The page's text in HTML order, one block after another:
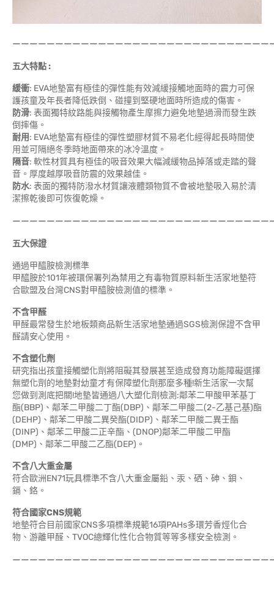
五大特點 :
緩衝: EVA地墊富有極佳的彈性能有效減緩接觸地面時的震力可保
護孩童及年長者降低跌倒、碰撞到堅硬地面時所造成的傷害。
防滑: 表面獨特紋路能與接觸物產生摩擦力避免地墊過滑而發生跌
倒摔傷。
耐用: EVA地墊富有極佳的彈性塑膠材質不易老化經得起長時間使
用並可隔絕冬季時地面帶來的冰冷溫度。
隔音: 軟性材質具有極佳的吸音效果大幅減緩物品掉落或走踏的聲
音。厚度越厚吸音防震的效果越佳。
防水: 表面的獨特防潑水材質讓液體類物質不會被地墊吸入易於清
潔擦乾後即可恢復乾燥。
五大保證
通過甲醯胺檢測標準
甲醯胺於101年被環保署列為禁用之有毒物質原料新生活家地墊符
合歐盟及台灣CNS對甲醯胺檢測值的標準。
不含甲醛
甲醛最常發生於地板類商品新生活家地墊通過SGS檢測保證不含甲
醛請安心使用。
不含塑化劑
研究指出孩童接觸塑化劑將阻礙其發展甚至造成發育功能障礙選擇
無塑化劑的地墊對幼童才有保障塑化劑那麼多種!新生活家一次幫
您做到測底把關!地墊皆通過八大塑化劑檢測:鄰苯二甲酸甲苯基丁
酯(BBP)、鄰苯二甲酸二丁酯(DBP)、鄰苯二甲酸二(2-乙基己基)酯
(DEHP)、鄰苯二甲酸二異癸酯(DIDP)、鄰苯二甲酸二異壬酯
(DINP)、鄰苯二甲酸二正辛酯、(DNOP)鄰苯二甲酸二甲酯
(DMP)、鄰苯二甲酸二乙酯(DEP)。
不含八大重金屬
符合歐洲EN71玩具標準不含八大重金屬鉛、汞、硒、砷、鋇、
鎘、鉻。
符合國家CNS規範
地墊符合目前國家CNS多項標準規範16項PAHs多環芳香烴化合
物、游離甲醛、TVOC總輝化性化合物質等等多樣安全檢測。